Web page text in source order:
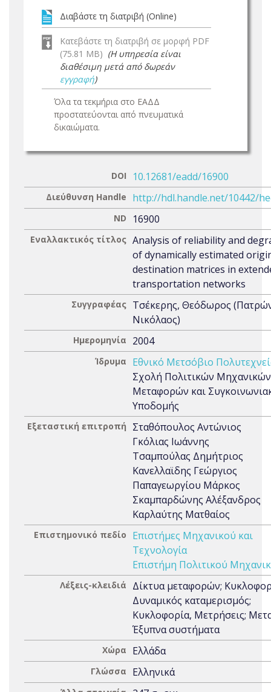
Διαβάστε τη διατριβή (Online)
Κατεβάστε τη διατριβή σε μορφή PDF
(75.81 MB) (Η υπηρεσία είναι
διαθέσιμη μετά από δωρεάν
εγγραφή)
Όλα τα τεκμήρια στο ΕΑΔΔ
προστατεύονται από πνευματικά
δικαιώματα.
DOI 10.12681/eadd/16900
Διεύθυνση Handle http://hdl.handle.net/10442/
ND 16900
Εναλλακτικός τίτλος Analysis of reliability and
of dynamically estimated
destination matrices in
transportation networks
Συγγραφέας Τσέκερης, Θεόδωρος
Νικόλαος)
Ημερομηνία 2004
Ίδρυμα
Εθνικό Μετσόβιο
Σχολή Πολιτικών
Μεταφορών και
Υποδομής
Εξεταστική επιτροπή
Σταθόπουλος Αντώνιος
Γκόλιας Ιωάννης
Τσαμπούλας Δημήτριος
Κανελλαϊδης Γεώργιος
Παπαγεωργίου Μάρκος
Σκαμπαρδώνης Αλέξανδρος
Καρλαύτης Ματθαίος
Επιστημονικό πεδίο
Επιστήμες Μηχανικού και
Τεχνολογία
Επιστήμη Πολιτικού
Λέξεις-κλειδιά
Δίκτυα μεταφορών;
Δυναμικός καταμερισμός;
Κυκλοφορία, Μετρήσεις;
Έξυπνα συστήματα
Χώρα Ελλάδα
Γλώσσα Ελληνικά